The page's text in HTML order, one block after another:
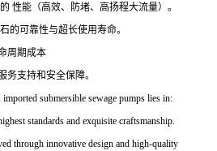
性能（高效、防堵、高扬程大流量）。
的可靠性与超长使用寿命。
周期成本
务支持和安全保障。
submersible sewage pumps lies in:
standards and exquisite craftsmanship.
through innovative design and high-quality